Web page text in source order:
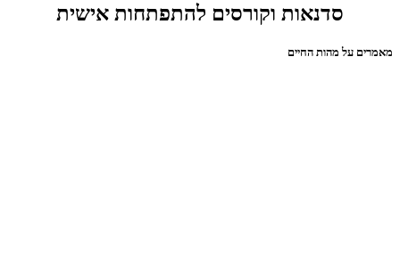
סדנאות וקורסים להתפתחות אישית
מאמרים על מהות החיים